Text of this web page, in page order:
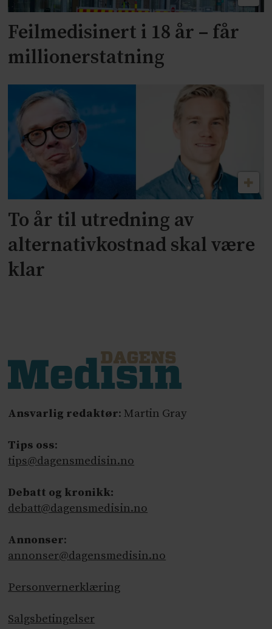
Feilmedisinert i 18 år – får
millionerstatning
To år til utredning av
alternativkostnad skal være
klar
Ansvarlig redaktør: Martin Gray
Tips oss:
tips@dagensmedisin.no
Debatt og kronikk:
debatt@dagensmedisin.no
Annonser:
annonser@dagensmedisin.no
Personvernerklæring
Salgsbetingelser